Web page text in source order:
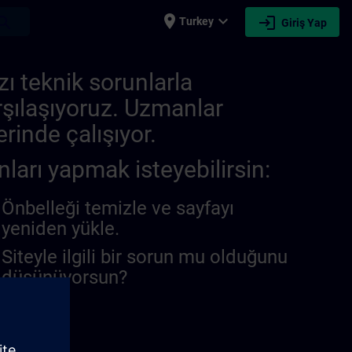
place Turkey expand_more login Giriş Yap
teknik sorunlarla
Uzmanlar
çalışıyor.
yapmak isteyebilirsin:
Önbelleği temizle ve sayfayı
yeniden yükle.
Siteyle ilgili bir sorun mu olduğunu
düşünüyorsun?